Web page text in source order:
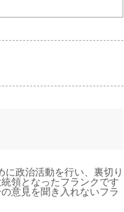
政治活動を行い、裏切り
領となったフランクです
意見を聞き入れないフラ